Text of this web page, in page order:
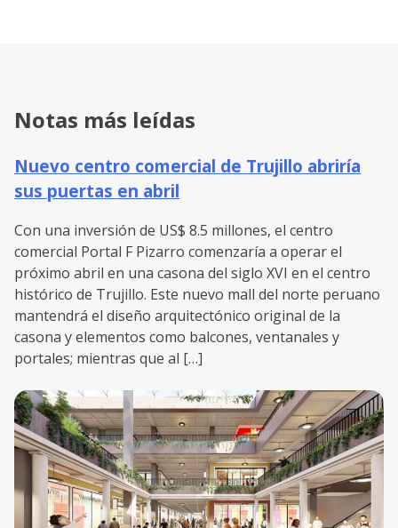
Notas más leídas
Nuevo centro comercial de Trujillo abriría
sus puertas en abril
Con una inversión de US$ 8.5 millones, el centro
comercial Portal F Pizarro comenzaría a operar el
próximo abril en una casona del siglo XVI en el centro
histórico de Trujillo. Este nuevo mall del norte peruano
mantendrá el diseño arquitectónico original de la
casona y elementos como balcones, ventanales y
portales; mientras que al […]